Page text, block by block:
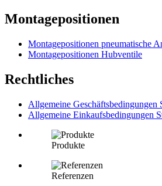
Montagepositionen
Montagepositionen pneumatische
Montagepositionen Hubventile
Rechtliches
Allgemeine Geschäftsbedingungen
Allgemeine Einkaufsbedingungen
Produkte
Referenzen